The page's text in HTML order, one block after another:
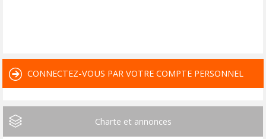
CONNECTEZ-VOUS PAR VOTRE COMPTE PERSONNEL
Charte et annonces